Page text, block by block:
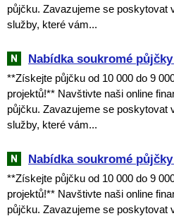
půjčku. Zavazujeme se poskytovat
služby, které vám...
Nabídka soukromé
**Získejte půjčku od 10 000 do 9
projektů!** Navštivte naši online
půjčku. Zavazujeme se poskytovat
služby, které vám...
Nabídka soukromé
**Získejte půjčku od 10 000 do 9
projektů!** Navštivte naši online
půjčku. Zavazujeme se poskytovat